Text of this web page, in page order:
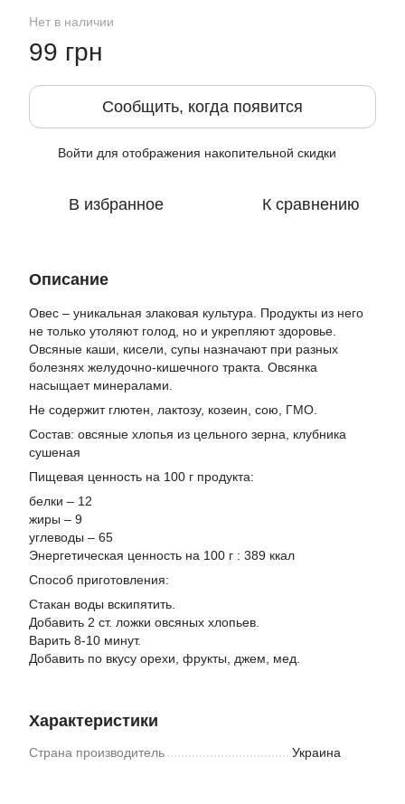
Нет в наличии
99 грн
Сообщить, когда появится
Войти для отображения накопительной скидки
В избранное К сравнению
Описание
Овес – уникальная злаковая культура. Продукты из него
не только утоляют голод, но и укрепляют здоровье.
Овсяные каши, кисели, супы назначают при разных
болезнях желудочно-кишечного тракта. Овсянка
насыщает минералами.
Не содержит глютен, лактозу, козеин, сою, ГМО.
Состав: овсяные хлопья из цельного зерна, клубника
сушеная
Пищевая ценность на 100 г продукта:
белки – 12
жиры – 9
углеводы – 65
Энергетическая ценность на 100 г : 389 ккал
Способ приготовления:
Стакан воды вскипятить.
Добавить 2 ст. ложки овсяных хлопьев.
Варить 8-10 минут.
Добавить по вкусу орехи, фрукты, джем, мед.
Характеристики
Страна производитель Украина